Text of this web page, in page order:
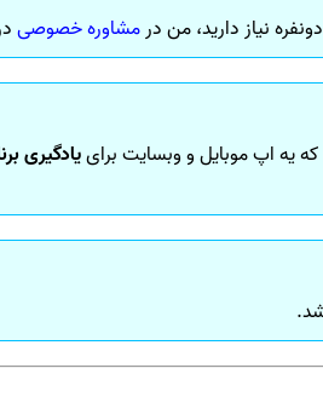
نیاز دارید، من درمشاوره خصوصی
یه اپ موبایل و وبسایت براییادگیری